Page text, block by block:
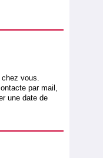
vous.
par mail,
une date de